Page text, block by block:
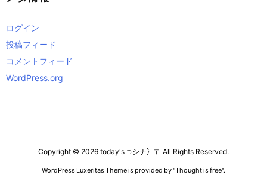
ログイン
投稿フィード
コメントフィード
WordPress.org
Copyright © 2026 today's ∋シナ冫〒 All Rights Reserved.
WordPress Luxeritas Theme is provided by "Thought is free".